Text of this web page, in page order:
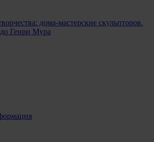
дома-мастерские скульпторов.
Генри Мура